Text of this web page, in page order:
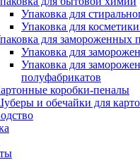
Упаковка для
Упаковка для
для замороженных
Упаковка для
Упаковка для
полуфабрикатов
коробки-пеналы
и обечайки для